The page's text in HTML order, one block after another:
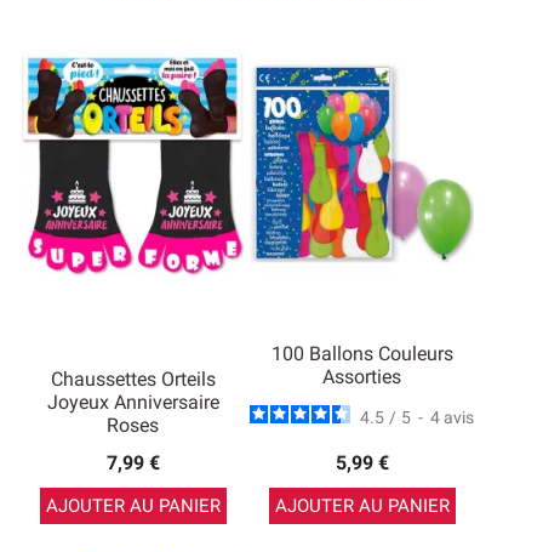
Chaussettes Orteils
Joyeux Anniversaire
Roses
7,99 €
AJOUTER AU PANIER
100 Ballons Couleurs
Assorties
4.5 / 5 - 4 avis
5,99 €
AJOUTER AU PANIER